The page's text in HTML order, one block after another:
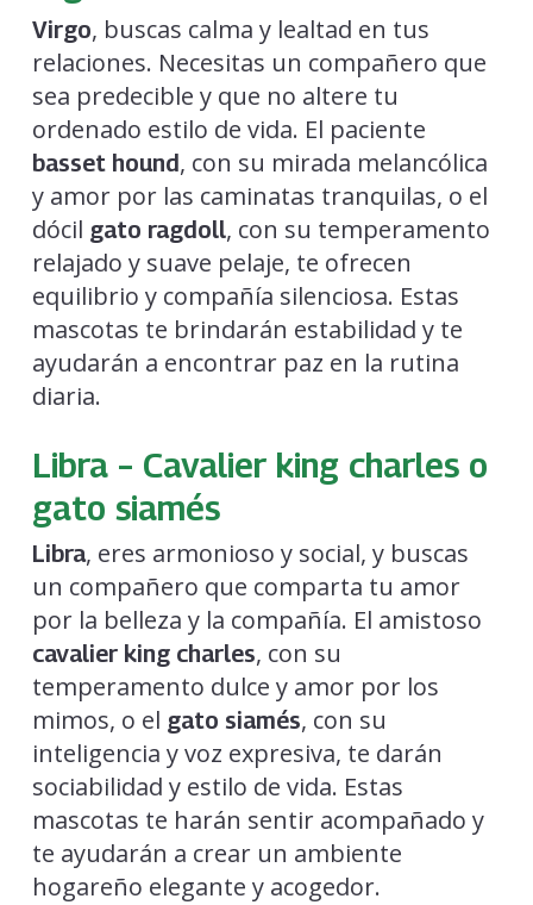
Virgo, buscas calma y lealtad en tus
relaciones. Necesitas un compañero que
sea predecible y que no altere tu
ordenado estilo de vida. El paciente
basset hound, con su mirada melancólica
y amor por las caminatas tranquilas, o el
dócil gato ragdoll, con su temperamento
relajado y suave pelaje, te ofrecen
equilibrio y compañía silenciosa. Estas
mascotas te brindarán estabilidad y te
ayudarán a encontrar paz en la rutina
diaria.
Libra – Cavalier king charles o
gato siamés
Libra, eres armonioso y social, y buscas
un compañero que comparta tu amor
por la belleza y la compañía. El amistoso
cavalier king charles, con su
temperamento dulce y amor por los
mimos, o el gato siamés, con su
inteligencia y voz expresiva, te darán
sociabilidad y estilo de vida. Estas
mascotas te harán sentir acompañado y
te ayudarán a crear un ambiente
hogareño elegante y acogedor.